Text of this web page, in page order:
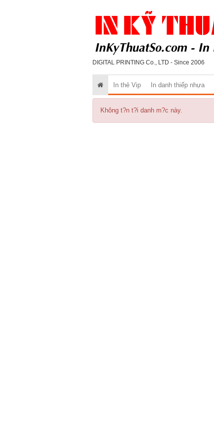
DIGITAL PRINTING Co., LTD - Since 2006
In thẻ Vip In danh thiếp nhựa
Không t?n t?i danh m?c này.